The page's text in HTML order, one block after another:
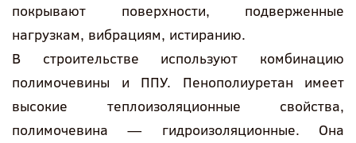
покрывают поверхности, подверженные
нагрузкам, вибрациям, истиранию.
В строительстве используют комбинацию
полимочевины и ППУ. Пенополиуретан имеет
высокие теплоизоляционные свойства,
полимочевина — гидроизоляционные. Она